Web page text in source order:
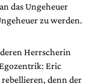
das Ungeheuer
zu werden.
Herrscherin
Eric
denn der